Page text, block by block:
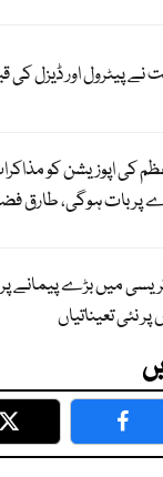
نے پیٹرول اور ڈیزل
کی اپوزیشن کو
پر بات ہوگی، طارق
میں بڑے پیمانے پر
نئی تعیناتیاں
Twitter